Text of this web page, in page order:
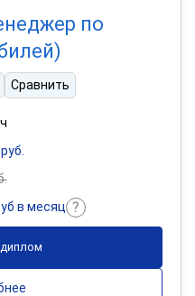
по
Сравнить
в месяц